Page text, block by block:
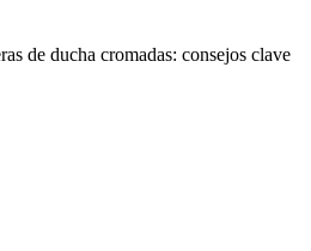
de ducha cromadas: consejos clave